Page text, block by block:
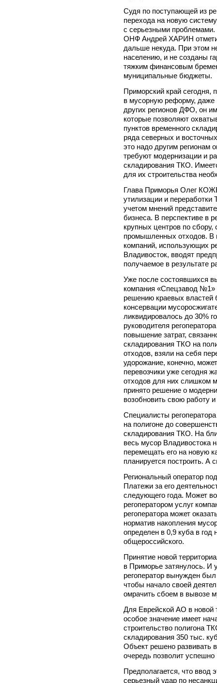
Судя по поступающей из
перехода на новую
с серьезными проблемами.
ОНФ Андрей ХАРИН
дальше некуда. При этом
населению, и не созданы
тяжким финансовым
муниципальные бюджеты.
Приморский край сегодня,
в мусорную реформу, даже
других регионов ДФО, он
которые позволяют
пунктов временного
ряда северных и
это надо другим регионам
требуют модернизации и
складирования ТКО.
для их строительства
Глава Приморья Олег
утилизации и переработки
учетом мнений
бизнеса. В перспективе в
крупных центров по
промышленных отходов. В
компаний, использующих
Владивосток, вводят
получаемое в результате
Уже после состоявшихся
компания «Спецзавод №1»
решению краевых властей
консервации
ликвидировалось до 30%
руководителя
повышение затрат,
складирования ТКО на
отходов, взяли на себя
удорожание, конечно,
перевозчики уже сегодня
отходов для них слишком
принято решение о
возобновить свою работу
Специалисты
на полигоне до
складирования ТКО. На
весь мусор Владивостока
перемещать его на новую
планируется построить. А
Региональный оператор
Платежи за его
следующего года. Может
регоператором услуг
регоператора может
норматив накопления
определен в 0,9 куба в
общероссийского.
Принятие новой
в Приморье затянулось. И
регоператор вынужден был
чтобы начало своей
омрачить сбоем в вывозе
Для Еврейской АО в новой
особое значение имеет
строительство полигона
складирования 350 тыс.
Объект решено развивать
очередь позволит успешно
Предполагается, что ввод
серьезный удар по